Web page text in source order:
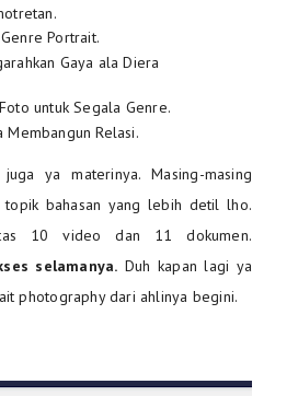
Portrait.
Gaya ala Diera
untuk Segala Genre.
Membangun Relasi.
ya materinya. Masing-masing
topik bahasan yang lebih detil lho.
10 video dan 11 dokumen.
selamanya. Duh kapan lagi ya
photography dari ahlinya begini.